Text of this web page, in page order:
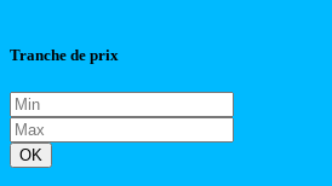
Tranche de prix
OK